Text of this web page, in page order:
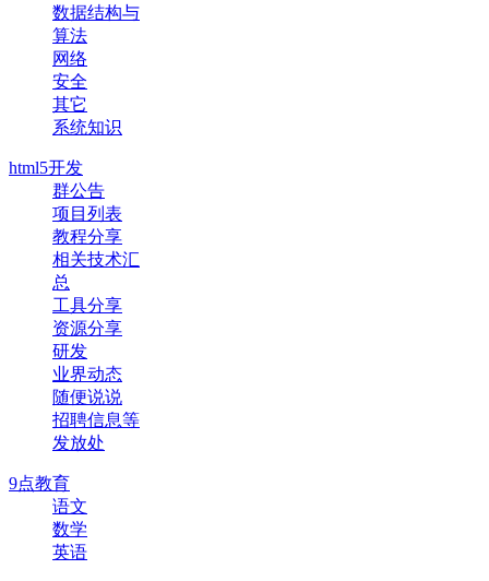
数据结构与
算法
网络
安全
其它
系统知识
html5开发
群公告
项目列表
教程分享
相关技术汇
总
工具分享
资源分享
研发
业界动态
随便说说
招聘信息等
发放处
9点教育
语文
数学
英语